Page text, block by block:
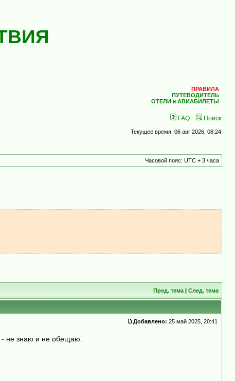
ПРАВИЛА
ПУТЕВОДИТЕЛЬ
ОТЕЛИ и АВИАБИЛЕТЫ
FAQ Поиск
Текущее время: 06 авг 2026, 08:24
Часовой пояс: UTC + 3 часа
Пред. тема | След. тема
Добавлено: 25 май 2025, 20:41
- не знаю и не обещаю.